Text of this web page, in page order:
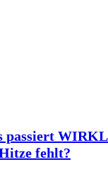
passiert
fehlt?